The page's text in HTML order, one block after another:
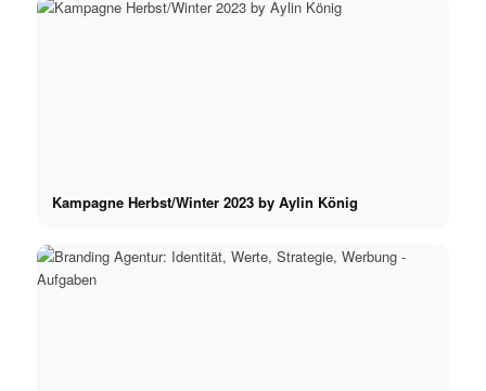
Kampagne Herbst/Winter 2023 by Aylin König